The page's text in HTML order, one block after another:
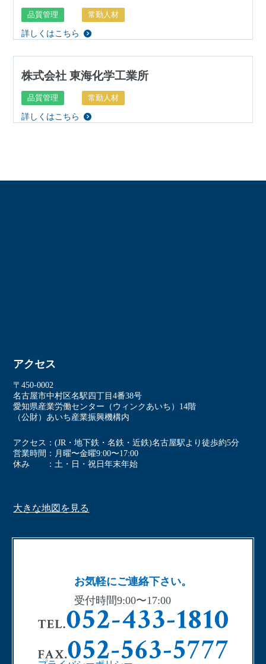
品質管理 常勤人材
詳しくはこちら
株式会社 東海化学工業所
品質管理 常勤人材
詳しくはこちら
アクセス
〒450-0002
名古屋市中村区名駅四丁⽬4番38号
愛知県産業労働センター（ウィンクあいち）14階
（公財）あいち産業振興機構内
アクセス
(JR・地下鉄・名鉄・近鉄)名古屋駅より徒歩約5分
営業時間
⽉曜〜⾦曜9:00〜17:00
休み
⼟・⽇・祝⽇年末年始
大きな地図を見る
お気軽にご連絡下さい。
受付時間9:00〜17:00